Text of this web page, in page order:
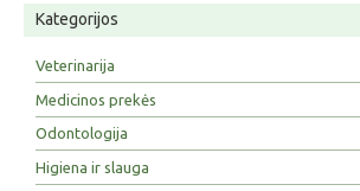
Kategorijos
Veterinarija
Medicinos prekės
Odontologija
Higiena ir slauga